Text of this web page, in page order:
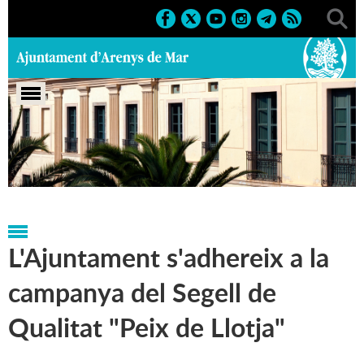
Portada > Regidories > Promoció Econòmica i
Comerç > Notícies
L'Ajuntament s'adhereix a la
campanya del Segell de
Qualitat "Peix de Llotja"